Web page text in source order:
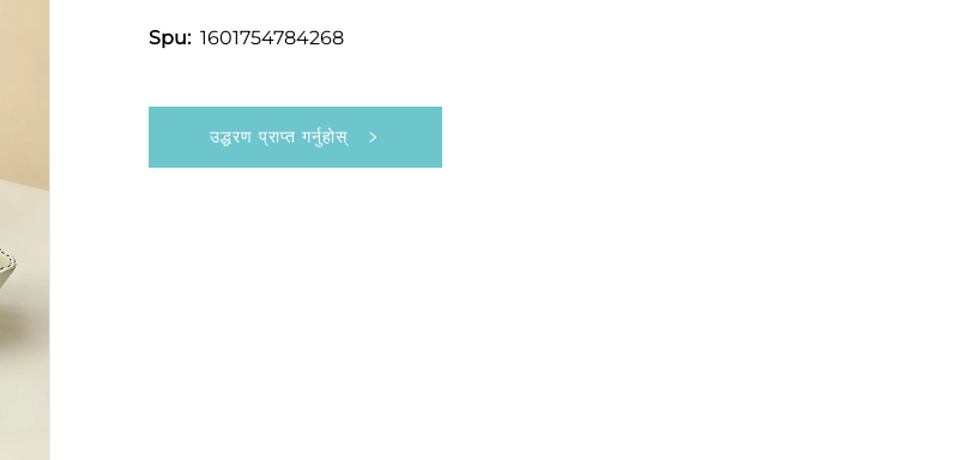
Spu: 1601754784268
उद्धरण प्राप्त गर्नुहोस्